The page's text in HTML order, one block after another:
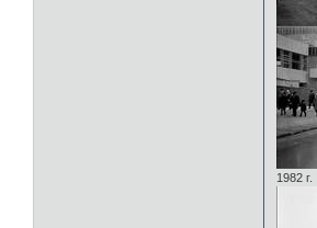
1982 г.